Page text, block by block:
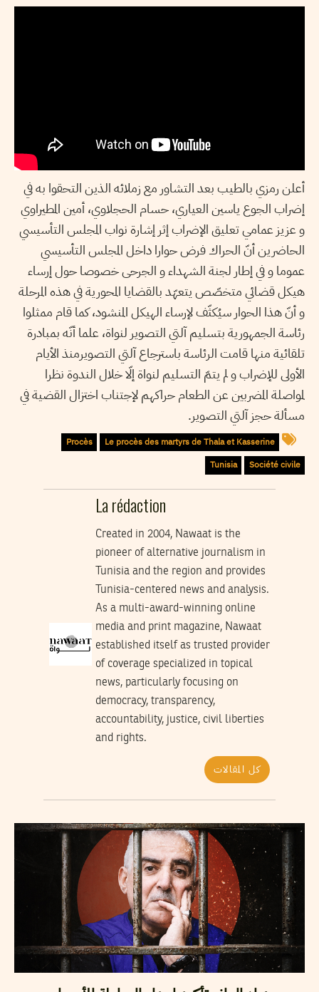
أعلن رمزي بالطيب بعد التشاور مع زملائه الذين التحقوا به في
إضراب الجوع ياسين العياري، حسام الحجلاوي، أمين المطيراوي
و عزيز عمامي تعليق الإضراب إثر إشارة نواب المجلس التأسيسي
الحاضرين أنّ الحراك فرض حوارا داخل المجلس التأسيسي
عموما و في إطار لجنة الشهداء و الجرحى خصوصا حول إرساء
هيكل قضائي متخصّص يتعهّد بالقضايا المحورية في هذه المرحلة
و أنّ هذا الحوار سيُكثّف لإرساء الهيكل المنشود، كما قام ممثلوا
رئاسة الجمهورية بتسليم آلتي التصوير لنواة، علما أنّه بمبادرة
تلقائية منها قامت الرئاسة باسترجاع آلتي التصويرمنذ الأيام
الأولى للإضراب و لم يتمّ التسليم لنواة إلّا خلال الندوة نظرا
لمواصلة المضربين عن الطعام حراكهم لإجتناب اختزال القضية في
مسألة حجز آلتي التصوير.
Le procès des martyrs de Thala et Kasserine
Procès
Société civile
Tunisia
La rédaction
Created in 2004, Nawaat is the
pioneer of alternative journalism in
Tunisia and the region and provides
Tunisia-centered news and analysis.
As a multi-award-winning online
media and print magazine, Nawaat
established itself as trusted provider
of coverage specialized in topical
news, particularly focusing on
democracy, transparency,
accountability, justice, civil liberties
and rights.
كل المقالات